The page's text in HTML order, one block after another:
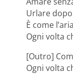
Urlare
È come
Ogni volta
[Outro]
Ogni volta